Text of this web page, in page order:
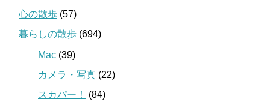
心の散歩 (57)
暮らしの散歩 (694)
Mac (39)
カメラ・写真 (22)
スカパー！
(84)